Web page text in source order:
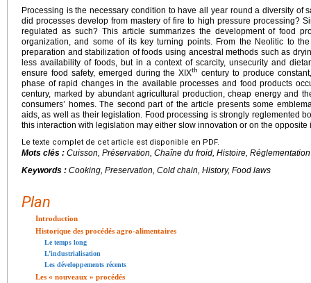
Processing is the necessary condition to have all year round a diversity of
did processes develop from mastery of fire to high pressure processing?
regulated as such? This article summarizes the development of food
organization, and some of its key turning points. From the Neolitic to the
preparation and stabilization of foods using ancestral methods such as
less availability of foods, but in a context of scarcity, unsecurity and
ensure food safety, emerged during the XIXth century to produce
phase of rapid changes in the available processes and food products
century, marked by abundant agricultural production, cheap energy and
consumers’ homes. The second part of the article presents some
aids, as well as their legislation. Food processing is strongly reglemented
this interaction with legislation may either slow innovation or on the opposite
Le texte complet de cet article est disponible en PDF.
Mots clés : Cuisson, Préservation, Chaîne du froid, Histoire, Réglementation
Keywords : Cooking, Preservation, Cold chain, History, Food laws
Plan
Introduction
Historique des procédés agro-alimentaires
Le temps long
L’industrialisation
Les développements récents
Les « nouveaux » procédés